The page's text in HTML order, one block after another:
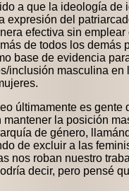
a que la ideología de
expresión del
efectiva sin
de todos los demás
base de evidencia
inclusión masculina en
últimamente es gente
mantener la posición
de género,
de excluir a las
nos roban nuestro
decir, pero pensé